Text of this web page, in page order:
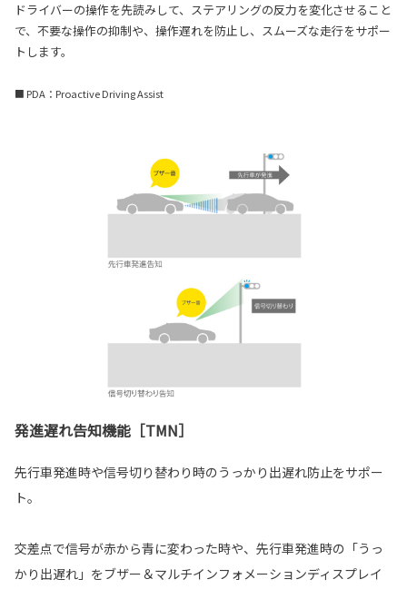
ドライバーの操作を先読みして、ステアリングの反力を変化させること
で、不要な操作の抑制や、操作遅れを防止し、スムーズな走行をサポー
トします。
■ PDA：Proactive Driving Assist
発進遅れ告知機能［TMN］
先行車発進時や信号切り替わり時のうっかり出遅れ防止をサポー
ト。
交差点で信号が赤から青に変わった時や、先行車発進時の「うっ
かり出遅れ」をブザー＆マルチインフォメーションディスプレイ